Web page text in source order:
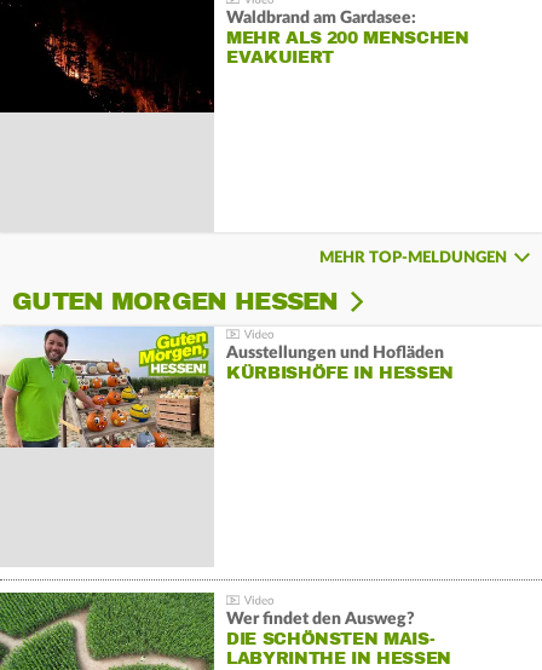
Waldbrand am Gardasee:
MEHR ALS 200 MENSCHEN
EVAKUIERT
MEHR TOP-MELDUNGEN
GUTEN MORGEN HESSEN
Ausstellungen und Hofläden
KÜRBISHÖFE IN HESSEN
Wer findet den Ausweg?
DIE SCHÖNSTEN MAIS-
LABYRINTHE IN HESSEN